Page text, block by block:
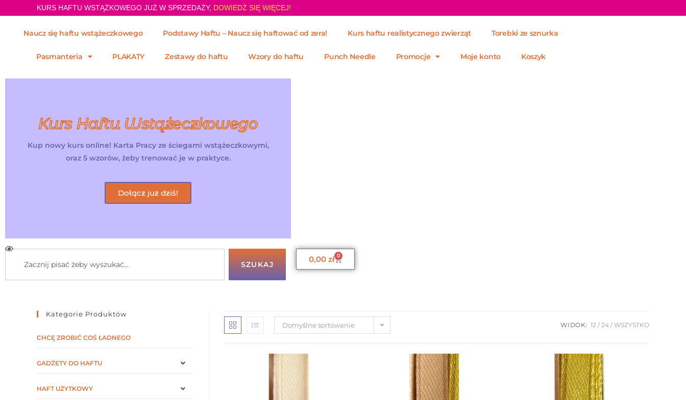
KURS HAFTU WSTĄŻKOWEGO JUŻ W SPRZEDAŻY, DOWIEDŹ SIĘ WIĘCEJ!
Naucz się haftu wstążeczkowego Podstawy Haftu – Naucz się haftować od zera! Kurs haftu realistycznego zwierząt Torebki ze sznurka
Pasmanteria PLAKATY Zestawy do haftu Wzory do haftu Punch Needle Promocje Moje konto Koszyk
Kurs Haftu Wstążeczkowego
Kup nowy kurs online! Karta Pracy ze ściegami wstążeczkowymi,
oraz 5 wzorów, żeby trenować je w praktyce.
Dołącz już dziś!
SZUKAJ
0,00 zł 0
Domyślne sortowanie WIDOK: 12 24 WSZYSTKO
Kategorie Produktów
CHCĘ ZROBIĆ COŚ ŁADNEGO
GADŻETY DO HAFTU
HAFT UŻYTKOWY